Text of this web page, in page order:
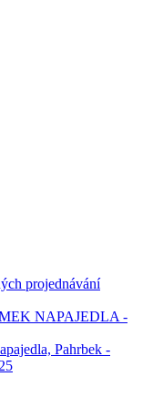
projednávání
NAPAJEDLA -
Pahrbek -